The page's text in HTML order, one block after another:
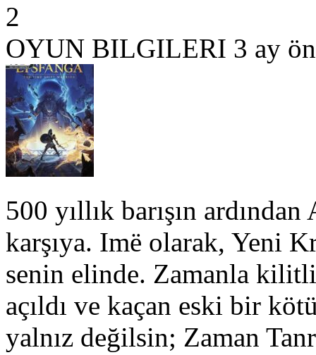
2
OYUN BILGILERI 3 ay
500 yıllık barışın
karşıya. Imë olarak, Yeni
senin elinde. Zamanla
açıldı ve kaçan eski bir
yalnız değilsin; Zaman